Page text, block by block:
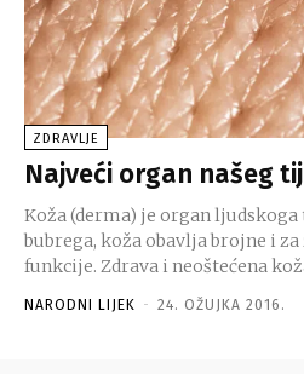
ZDRAVLJE
Najveći organ našeg
Koža (derma) je organ
bubrega, koža obavlja brojne i
funkcije. Zdrava i neoštećena
NARODNI LIJEK - 24. OŽUJKA 2016.